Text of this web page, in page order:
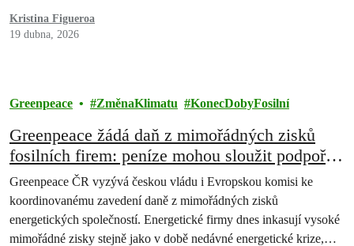
Kristina Figueroa
19 dubna, 2026
Greenpeace ZměnaKlimatu KonecDobyFosilní
Greenpeace žádá daň z mimořádných zisků
fosilních firem: peníze mohou sloužit podpoře
domácností v krizi
Greenpeace ČR vyzývá českou vládu i Evropskou komisi ke
koordinovanému zavedení daně z mimořádných zisků
energetických společností. Energetické firmy dnes inkasují vysoké
mimořádné zisky stejně jako v době nedávné energetické krize,